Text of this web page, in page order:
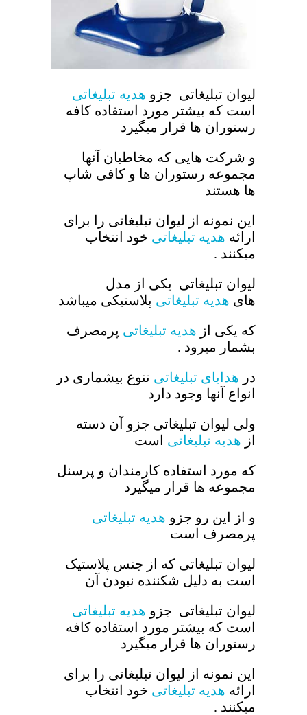
لیوان تبلیغاتی جزو هدیه تبلیغاتی
است که بیشتر مورد استفاده کافه
رستوران ها قرار میگیرد
و شرکت هایی که مخاطبان آنها
مجموعه رستوران ها و کافی شاپ
ها هستند
این نمونه از لیوان تبلیغاتی را برای
ارائه هدیه تبلیغاتی خود انتخاب
میکنند .
لیوان تبلیغاتی یکی از مدل
های هدیه تبلیغاتی پلاستیکی میباشد
که یکی از هدیه تبلیغاتی پرمصرف
بشمار میرود .
در هدایای تبلیغاتی تنوع بیشماری در
انواع آنها وجود دارد
ولی لیوان تبلیغاتی جزو آن دسته
از هدیه تبلیغاتی است
که مورد استفاده کارمندان و پرسنل
مجموعه ها قرار میگیرد
و از این رو جزو هدیه تبلیغاتی
پرمصرف است
لیوان تبلیغاتی که از جنس پلاستیک
است به دلیل شکننده نبودن آن
لیوان تبلیغاتی جزو هدیه تبلیغاتی
است که بیشتر مورد استفاده کافه
رستوران ها قرار میگیرد
این نمونه از لیوان تبلیغاتی را برای
ارائه هدیه تبلیغاتی خود انتخاب
میکنند .